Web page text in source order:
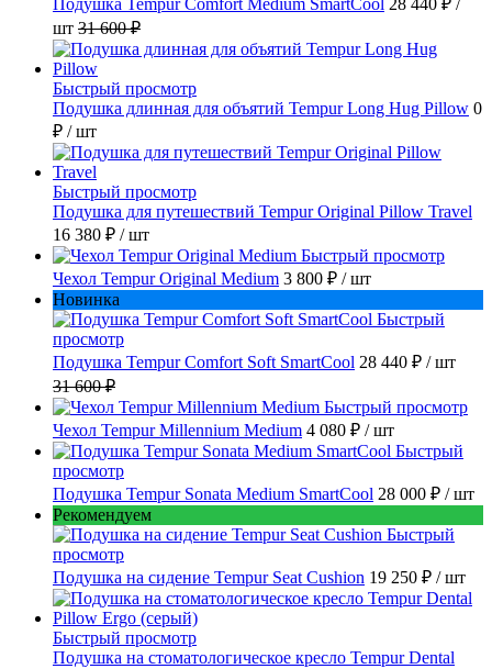
Подушка Tempur Comfort Medium SmartCool 28 440 ₽ /
шт 31 600 ₽
Быстрый просмотр
Подушка длинная для объятий Tempur Long Hug Pillow 0
₽ / шт
Быстрый просмотр
Подушка для путешествий Tempur Original Pillow Travel
16 380 ₽ / шт
Быстрый просмотр
Чехол Tempur Original Medium 3 800 ₽ / шт
Новинка
Быстрый
просмотр
Подушка Tempur Comfort Soft SmartCool 28 440 ₽ / шт
31 600 ₽
Быстрый просмотр
Чехол Tempur Millennium Medium 4 080 ₽ / шт
Быстрый
просмотр
Подушка Tempur Sonata Medium SmartCool 28 000 ₽ / шт
Рекомендуем
Быстрый
просмотр
Подушка на сидение Tempur Seat Cushion 19 250 ₽ / шт
Быстрый просмотр
Подушка на стоматологическое кресло Tempur Dental